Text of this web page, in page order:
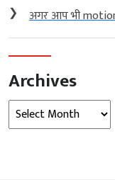
❯ अगर आप भी
Archives
Archives